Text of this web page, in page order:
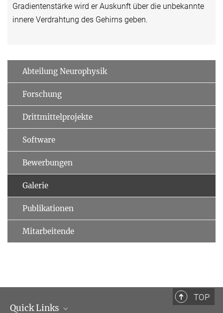
Gradientenstärke wird er Auskunft über die unbekannte
innere Verdrahtung des Gehirns geben.
Abteilung Neurophysik
Forschung
Drittmittelprojekte
Software
Bewerbungen
Galerie
Publikationen
Mitarbeitende
TOP
Quick Links